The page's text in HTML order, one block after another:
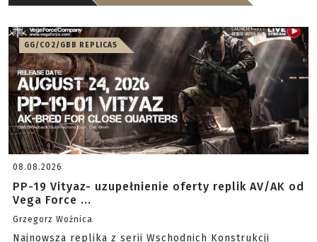
GG/CO2/GBB REPLICAS
08.08.2026
PP-19 Vityaz- uzupełnienie oferty replik AV/AK od
Vega Force ...
Grzegorz Woźnica
Najnowsza replika z serii Wschodnich Konstrukcji